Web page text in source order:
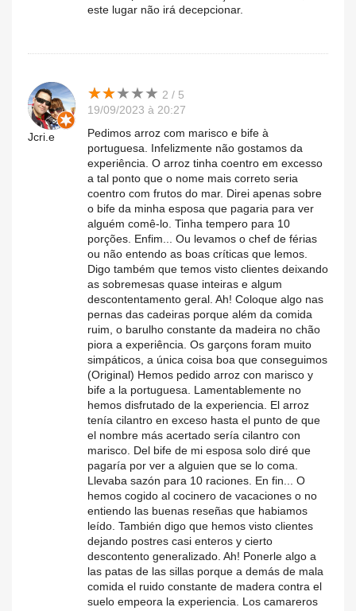
este lugar não irá decepcionar.
Jcri.e
★★★★★
★★★★★ 2 / 5
19/09/2023 à 20:27
Pedimos arroz com marisco e bife à
portuguesa. Infelizmente não gostamos da
experiência. O arroz tinha coentro em excesso
a tal ponto que o nome mais correto seria
coentro com frutos do mar. Direi apenas sobre
o bife da minha esposa que pagaria para ver
alguém comê-lo. Tinha tempero para 10
porções. Enfim... Ou levamos o chef de férias
ou não entendo as boas críticas que lemos.
Digo também que temos visto clientes deixando
as sobremesas quase inteiras e algum
descontentamento geral. Ah! Coloque algo nas
pernas das cadeiras porque além da comida
ruim, o barulho constante da madeira no chão
piora a experiência. Os garçons foram muito
simpáticos, a única coisa boa que conseguimos
(Original) Hemos pedido arroz con marisco y
bife a la portuguesa. Lamentablemente no
hemos disfrutado de la experiencia. El arroz
tenía cilantro en exceso hasta el punto de que
el nombre más acertado sería cilantro con
marisco. Del bife de mi esposa solo diré que
pagaría por ver a alguien que se lo coma.
Llevaba sazón para 10 raciones. En fin... O
hemos cogido al cocinero de vacaciones o no
entiendo las buenas reseñas que habiamos
leído. También digo que hemos visto clientes
dejando postres casi enteros y cierto
descontento generalizado. Ah! Ponerle algo a
las patas de las sillas porque a demás de mala
comida el ruido constante de madera contra el
suelo empeora la experiencia. Los camareros